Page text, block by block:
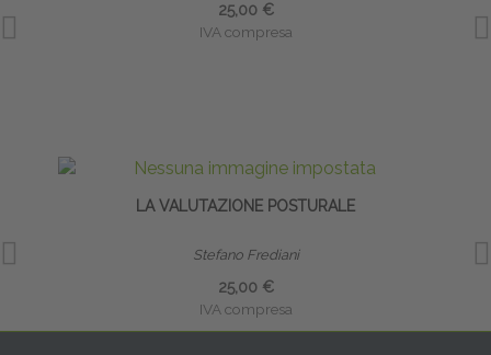
25,00 €
IVA compresa
LA VALUTAZIONE POSTURALE
Stefano Frediani
25,00 €
IVA compresa